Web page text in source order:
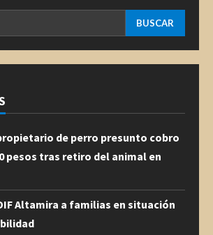
BUSCAR
de perro presunto cobro
pesos tras retiro del animal en
Altamira a familias en situación